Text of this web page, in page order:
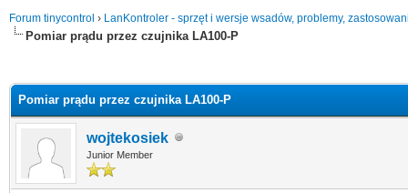
Forum tinycontrol › LanKontroler - sprzęt i wersje wsadów, problemy,
Pomiar prądu przez czujnika LA100-P
Pomiar prądu przez czujnika LA100-P
wojtekosiek
Junior Member